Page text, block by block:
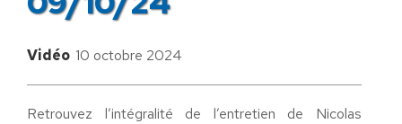
Vidéo 10 octobre 2024
Retrouvez l’intégralité de l’entretien de Nicolas